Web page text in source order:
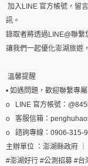
加入LINE 官方帳號，留
訊。
錄取者將透過LINE@聯繫
讓我們一起優化澎湖旅遊
溫馨提醒
• 如遇問題，歡迎聯繫專屬
o LINE 官方帳號：
o 客服信箱：
o 諮詢專線：0906-315-
主辦單位 ：澎湖縣政府
#澎湖好行 #公測招募 #台